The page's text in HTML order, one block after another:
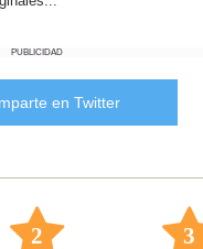
PUBLICIDAD
en Twitter
2 3